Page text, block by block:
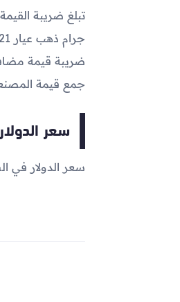
جمع قيمة المصنعية و 14% من قيمة
سعر
سعر الدولار في السوق